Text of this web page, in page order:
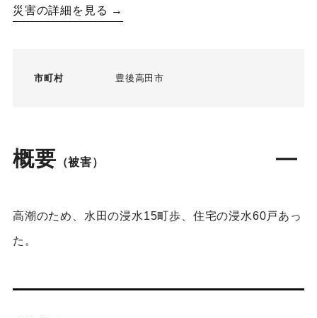
災害の詳細を見る →
市町村 豊後高田市
概要 （被害）
高潮のため、水田の浸水15町歩、住宅の浸水60戸あっ
た。